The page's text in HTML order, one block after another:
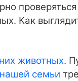
Как
животных.
семьи